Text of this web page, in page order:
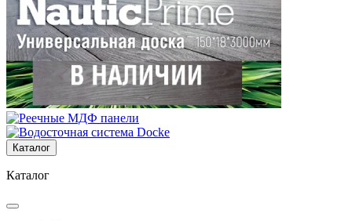
Каталог
Каталог